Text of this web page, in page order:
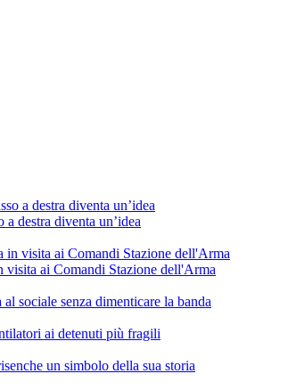
destra diventa un’idea
ai Comandi Stazione dell'Arma
sociale senza dimenticare la banda
ai detenuti più fragili
un simbolo della sua storia